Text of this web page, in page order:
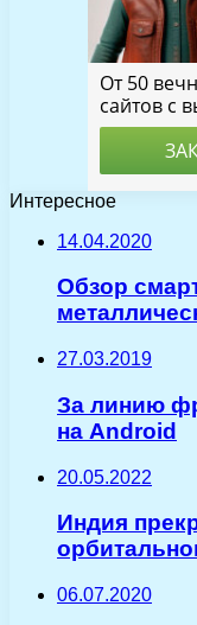
Интересное
14.04.2020
Обзор
27.03.2019
За линию
на Android
20.05.2022
Индия
06.07.2020